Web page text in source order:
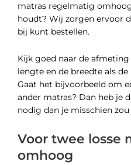
matras regelmatig
houdt? Wij zorgen ervoor
bij kunt bestellen.
Kijk goed naar de
lengte en de breedte als
Gaat het bijvoorbeeld om
ander matras? Dan heb je
nodig dan je misschien zou
Voor twee losse
omhoog